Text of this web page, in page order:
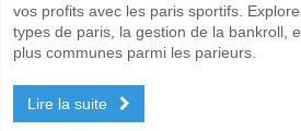
vos profits avec les paris sportifs.
types de paris, la gestion de la bankroll,
plus communes parmi les parieurs.
Lire la suite